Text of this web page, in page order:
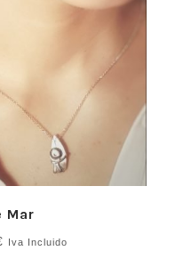
Mar
Rango
Iva Incluido